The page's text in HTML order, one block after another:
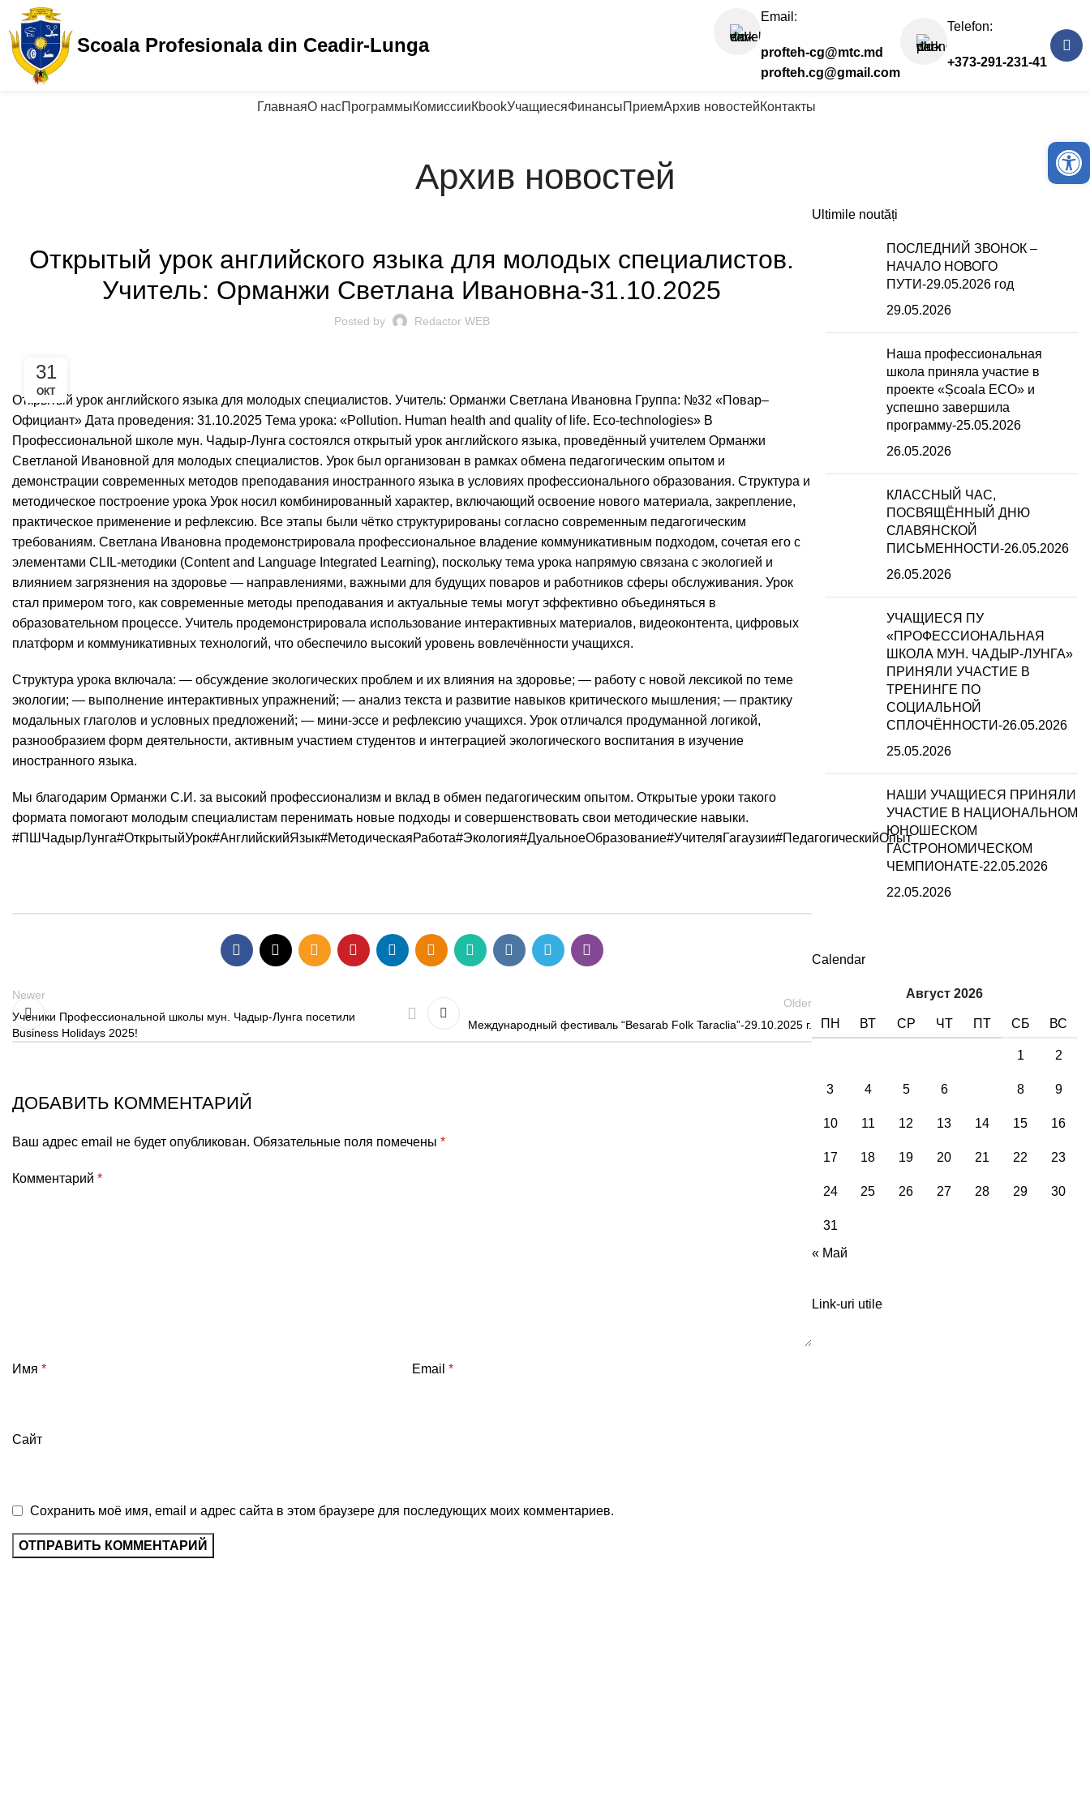
Scoala Profesionala din Ceadir-Lunga
Email:
profteh-cg@mtc.md
profteh.cg@gmail.com
Telefon:
+373-291-231-41
ГлавнаяО насПрограммыКомиссииКbookУчащиесяФинансыПриемАрхив новостейКонтакты
Архив новостей
Открытый урок английского языка для молодых специалистов.
Учитель: Орманжи Светлана Ивановна-31.10.2025
Posted by Redactor WEB
31
ОКТ
Открытый урок английского языка для молодых специалистов. Учитель: Орманжи Светлана Ивановна Группа: №32 «Повар–
Официант» Дата проведения: 31.10.2025 Тема урока: «Pollution. Human health and quality of life. Eco-technologies» В
Профессиональной школе мун. Чадыр-Лунга состоялся открытый урок английского языка, проведённый учителем Орманжи
Светланой Ивановной для молодых специалистов. Урок был организован в рамках обмена педагогическим опытом и
демонстрации современных методов преподавания иностранного языка в условиях профессионального образования. Структура и
методическое построение урока Урок носил комбинированный характер, включающий освоение нового материала, закрепление,
практическое применение и рефлексию. Все этапы были чётко структурированы согласно современным педагогическим
требованиям. Светлана Ивановна продемонстрировала профессиональное владение коммуникативным подходом, сочетая его с
элементами CLIL-методики (Content and Language Integrated Learning), поскольку тема урока напрямую связана с экологией и
влиянием загрязнения на здоровье — направлениями, важными для будущих поваров и работников сферы обслуживания. Урок
стал примером того, как современные методы преподавания и актуальные темы могут эффективно объединяться в
образовательном процессе. Учитель продемонстрировала использование интерактивных материалов, видеоконтента, цифровых
платформ и коммуникативных технологий, что обеспечило высокий уровень вовлечённости учащихся.
Структура урока включала: — обсуждение экологических проблем и их влияния на здоровье; — работу с новой лексикой по теме
экологии; — выполнение интерактивных упражнений; — анализ текста и развитие навыков критического мышления; — практику
модальных глаголов и условных предложений; — мини-эссе и рефлексию учащихся. Урок отличался продуманной логикой,
разнообразием форм деятельности, активным участием студентов и интеграцией экологического воспитания в изучение
иностранного языка.
Мы благодарим Орманжи С.И. за высокий профессионализм и вклад в обмен педагогическим опытом. Открытые уроки такого
формата помогают молодым специалистам перенимать новые подходы и совершенствовать свои методические навыки.
#ПШЧадырЛунга#ОткрытыйУрок#АнглийскийЯзык#МетодическаяРабота#Экология#ДуальноеОбразование#УчителяГагаузии#ПедагогическийОпыт
Newer
Ученики Профессиональной школы мун. Чадыр-Лунга посетили
Business Holidays 2025!
Older
Международный фестиваль “Besarab Folk Taraclia”-29.10.2025 г.
ДОБАВИТЬ КОММЕНТАРИЙ
Ваш адрес email не будет опубликован. Обязательные поля помечены *
Комментарий *
Имя * Email *
Сайт
Сохранить моё имя, email и адрес сайта в этом браузере для последующих моих комментариев.
Ultimile noutăți
ПОСЛЕДНИЙ ЗВОНОК –
НАЧАЛО НОВОГО
ПУТИ-29.05.2026 год
29.05.2026
Наша профессиональная
школа приняла участие в
проекте «Școala ECO» и
успешно завершила
программу-25.05.2026
26.05.2026
КЛАССНЫЙ ЧАС,
ПОСВЯЩЁННЫЙ ДНЮ
СЛАВЯНСКОЙ
ПИСЬМЕННОСТИ-26.05.2026
26.05.2026
УЧАЩИЕСЯ ПУ
«ПРОФЕССИОНАЛЬНАЯ
ШКОЛА МУН. ЧАДЫР-ЛУНГА»
ПРИНЯЛИ УЧАСТИЕ В
ТРЕНИНГЕ ПО
СОЦИАЛЬНОЙ
СПЛОЧЁННОСТИ-26.05.2026
25.05.2026
НАШИ УЧАЩИЕСЯ ПРИНЯЛИ
УЧАСТИЕ В НАЦИОНАЛЬНОМ
ЮНОШЕСКОМ
ГАСТРОНОМИЧЕСКОМ
ЧЕМПИОНАТЕ-22.05.2026
22.05.2026
Calendar
Август 2026
ПН ВТ СР ЧТ ПТ СБ ВС
1 2
3 4 5 6 8 9
10 11 12 13 14 15 16
17 18 19 20 21 22 23
24 25 26 27 28 29 30
31
« Май
Link-uri utile